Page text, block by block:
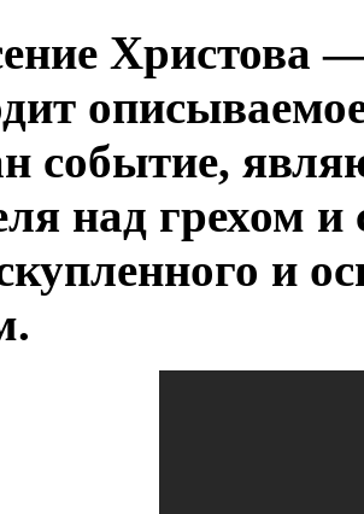
Христова
событие,
над грехом
и